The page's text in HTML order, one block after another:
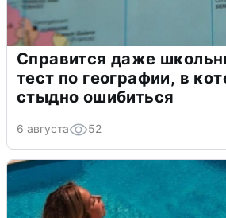
Справится даже
тест по географии, в
стыдно ошибиться
6 августа 52